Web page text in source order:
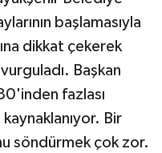
başlamasıyla
dikkat çekerek
Başkan
fazlası
Bir
söndürmek çok zor.